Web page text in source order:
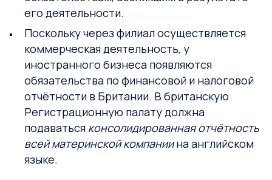
его деятельности.
Поскольку через филиал осуществляется
коммерческая деятельность, у
иностранного бизнеса появляются
обязательства по финансовой и налоговой
отчётности в Британии. В британскую
Регистрационную палату должна
подаваться консолидированная отчётность
всей материнской компаниина английском
языке.